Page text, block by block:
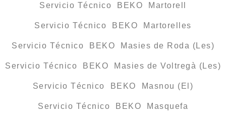
Servicio Técnico BEKO Martorell
Servicio Técnico BEKO Martorelles
Servicio Técnico BEKO Masies de Roda (Les)
Servicio Técnico BEKO Masies de Voltregà (Les)
Servicio Técnico BEKO Masnou (El)
Servicio Técnico BEKO Masquefa